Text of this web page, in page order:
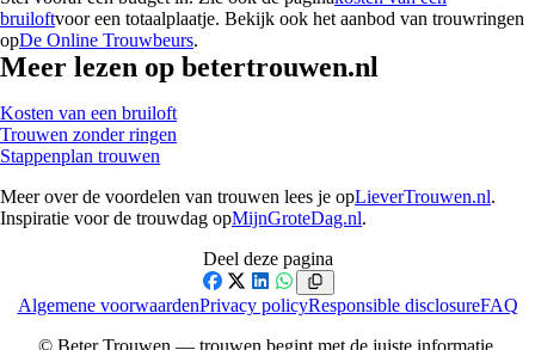
bruiloftvoor een totaalplaatje. Bekijk ook het aanbod van trouwringen
opDe Online Trouwbeurs.
Meer lezen op betertrouwen.nl
Kosten van een bruiloft
Trouwen zonder ringen
Stappenplan trouwen
Meer over de voordelen van trouwen lees je opLieverTrouwen.nl.
Inspiratie voor de trouwdag opMijnGroteDag.nl.
Deel deze pagina
Facebook
X LinkedIn
WhatsApp
Algemene voorwaardenPrivacy policyResponsible disclosureFAQ
© Beter Trouwen — trouwen begint met de juiste informatie.